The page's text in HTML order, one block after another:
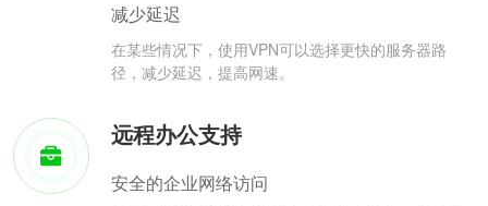
减少延迟
在某些情况下，使用VPN可以选择更快的服务器路
径，减少延迟，提高网速。
远程办公支持
安全的企业网络访问